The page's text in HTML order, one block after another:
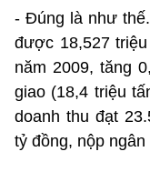
- Đúng là như
được 18,527
năm 2009, tăng
giao (18,4 triệu
doanh thu đạt
tỷ đồng, nộp